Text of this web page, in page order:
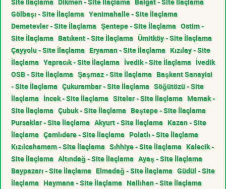
Gölbaşı - Site İlaçlama Yenimahalle - Site İlaçlama
Demetevler - Site İlaçlama Şentepe - Site İlaçlama Ostim -
Site İlaçlama Batıkent - Site İlaçlama Ümitköy - Site İlaçlama
Çayyolu - Site İlaçlama Eryaman - Site İlaçlama Kızılay - Site
İlaçlama Yapracık - Site İlaçlama İvedik - Site İlaçlama İvedik
OSB - Site İlaçlama Şaşmaz - Site İlaçlama Başkent Sanayisi
- Site İlaçlama Çukurambar - Site İlaçlama Söğütözü - Site
İlaçlama İncek - Site İlaçlama Siteler - Site İlaçlama Mamak -
Site İlaçlama Çubuk - Site İlaçlama Beştepe - Site İlaçlama
Pursaklar - Site İlaçlama Akyurt - Site İlaçlama Kazan - Site
İlaçlama Çamlıdere - Site İlaçlama Polatlı - Site İlaçlama
Kızılcahamam - Site İlaçlama Sıhhiye - Site İlaçlama Kalecik -
Site İlaçlama Altındağ - Site İlaçlama Ayaş - Site İlaçlama
Baypazarı - Site İlaçlama Elmadağ - Site İlaçlama Güdül - Site
İlaçlama Haymana - Site İlaçlama Nallıhan - Site İlaçlama